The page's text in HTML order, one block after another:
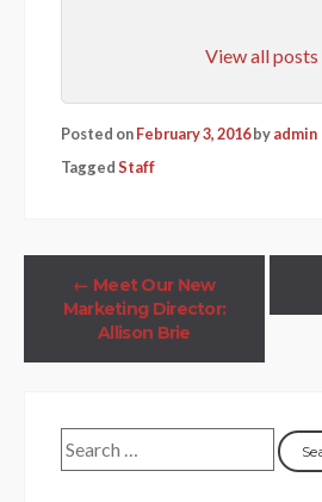
View all posts
Posted onFebruary 3, 2016byadmin
TaggedStaff
← Meet Our New
Marketing Director:
Allison Brie